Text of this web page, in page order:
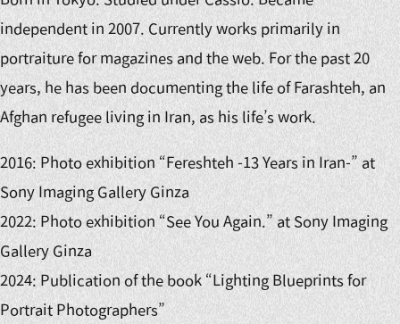
independent in 2007. Currently works primarily in
portraiture for magazines and the web. For the past 20
years, he has been documenting the life of Farashteh, an
Afghan refugee living in Iran, as his life’s work.
2016: Photo exhibition “Fereshteh -13 Years in Iran-” at
Sony Imaging Gallery Ginza
2022: Photo exhibition “See You Again.” at Sony Imaging
Gallery Ginza
2024: Publication of the book “Lighting Blueprints for
Portrait Photographers”